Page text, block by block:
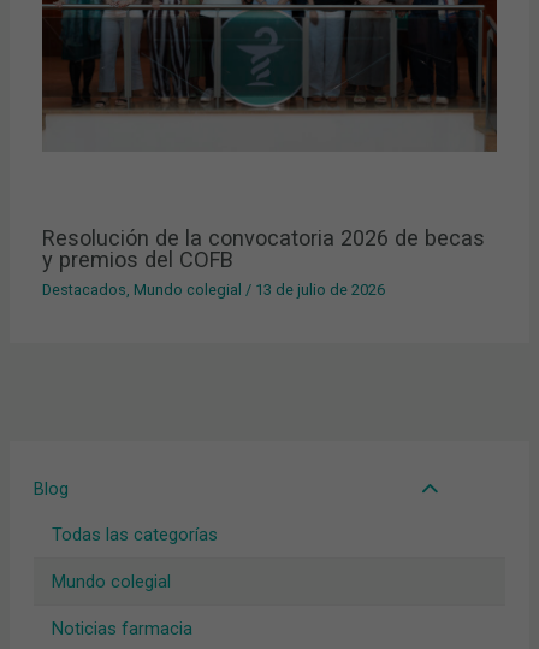
Blog
Todas las categorías
Mundo colegial
Noticias farmacia
Resolución de la convocatoria 2026 de becas
y premios del COFB
Destacados, Mundo colegial / 13 de julio de 2026